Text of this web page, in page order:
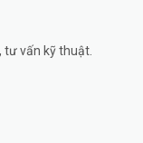
tư vấn kỹ thuật.